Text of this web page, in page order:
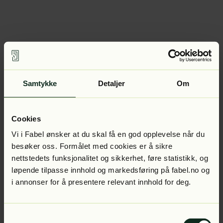
Samtykke Detaljer Om
Cookies
Vi i Fabel ønsker at du skal få en god opplevelse når du
besøker oss. Formålet med cookies er å sikre
nettstedets funksjonalitet og sikkerhet, føre statistikk, og
løpende tilpasse innhold og markedsføring på fabel.no og
i annonser for å presentere relevant innhold for deg.